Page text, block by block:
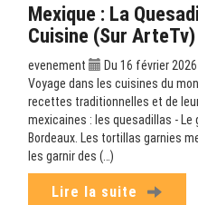
Mexique : La
Cuisine (sur ArteTv)
evenement
Du 16 février
Voyage dans les cuisines du
recettes traditionnelles et de
mexicaines : les quesadillas - Le
Bordeaux. Les tortillas garnies
les garnir des (…)
Lire la suite